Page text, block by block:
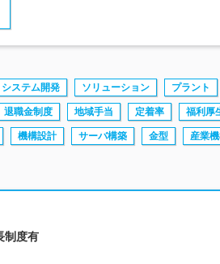
システム開発 ソリューション プラント
退職金制度 地域手当 定着率 福利厚
機構設計 サーバ構築 金型 産業
制度有